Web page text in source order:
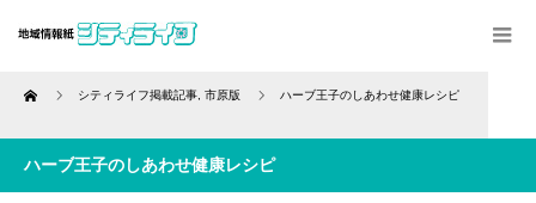
Home シティライフ掲載記事 市原版 ハーブ王子のしあわせ健康レシピ
ハーブ王子のしあわせ健康レシピ